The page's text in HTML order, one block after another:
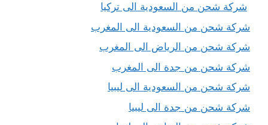
شركة شحن من السعودية الى تركيا
شركة شحن من السعودية الى المغرب
شركة شحن من الرياض الى المغرب
شركة شحن من جدة الى المغرب
شركة شحن من السعودية الى ليبيا
شركة شحن من جدة الى ليبيا